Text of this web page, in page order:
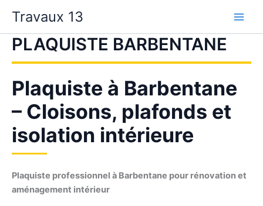
contenu
Travaux 13
PLAQUISTE BARBENTANE
Plaquiste à Barbentane
– Cloisons, plafonds et
isolation intérieure
Plaquiste professionnel à Barbentane pour rénovation et
aménagement intérieur